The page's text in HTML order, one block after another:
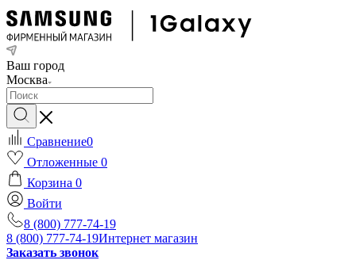
Ваш город
Москва
Сравнение0
Отложенные 0
Корзина 0
Войти
8 (800) 777-74-19
8 (800) 777-74-19Интернет магазин
Заказать звонок